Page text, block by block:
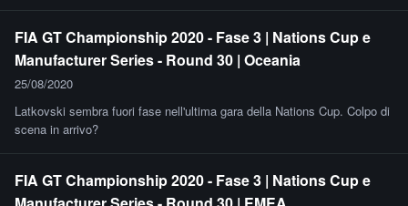
FIA GT Championship 2020 - Fase 3 | Nations Cup e
Manufacturer Series - Round 30 | Oceania
25/08/2020
Latkovski sembra fuori fase nell'ultima gara della Nations Cup. Colpo di
scena in arrivo?
FIA GT Championship 2020 - Fase 3 | Nations Cup e